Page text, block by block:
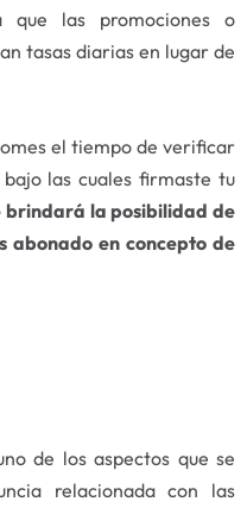
que las promociones o
tasas diarias en lugar de
el tiempo de verificar
las cuales firmaste tu
brindará la posibilidad de
abonado en concepto de
de los aspectos que se
relacionada con las